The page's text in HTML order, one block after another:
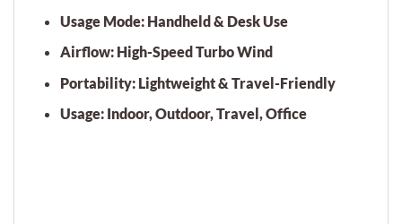
Usage Mode:Handheld & Desk Use
Airflow:High-Speed Turbo Wind
Portability:Lightweight & Travel-Friendly
Usage:Indoor, Outdoor, Travel, Office